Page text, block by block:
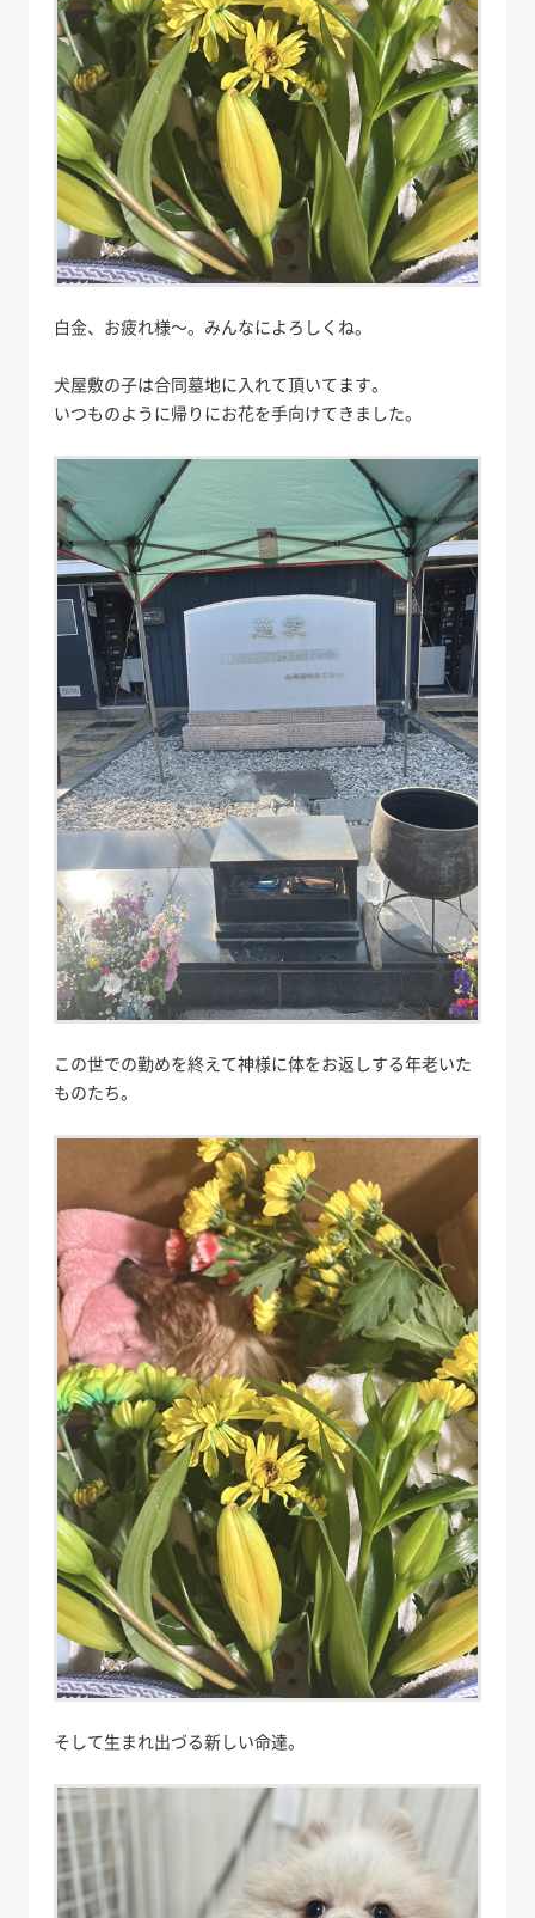
白金、お疲れ様～。みんなによろしくね。
犬屋敷の子は合同墓地に入れて頂いてます。
いつものように帰りにお花を手向けてきました。
この世での勤めを終えて神様に体をお返しする年老いた
ものたち。
そして生まれ出づる新しい命達。